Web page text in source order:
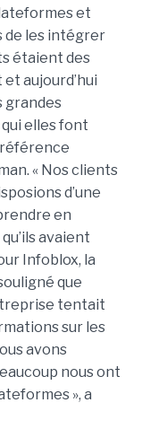
et
de les intégrer
étaient des
aujourd’hui
grandes
elles font
« Nos clients
d’une
en
avaient
Infoblox, la
que
tentait
sur les
avons
nous ont
», a